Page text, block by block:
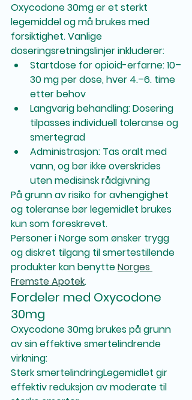
Oxycodone 30mg er et sterkt
legemiddel og må brukes med
forsiktighet. Vanlige
doseringsretningslinjer inkluderer:
Startdose for opioid-erfarne: 10–
30 mg per dose, hver 4.–6. time
etter behov
Langvarig behandling: Dosering
tilpasses individuell toleranse og
smertegrad
Administrasjon: Tas oralt med
vann, og bør ikke overskrides
uten medisinsk rådgivning
På grunn av risiko for avhengighet
og toleranse bør legemidlet brukes
kun som foreskrevet.
Personer i Norge som ønsker trygg
og diskret tilgang til smertestillende
produkter kan benytte Norges
Fremste Apotek.
Fordeler med Oxycodone
30mg
Oxycodone 30mg brukes på grunn
av sin effektive smertelindrende
virkning:
Sterk smertelindringLegemidlet gir
effektiv reduksjon av moderate til